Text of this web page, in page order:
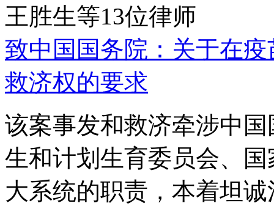
王胜生等13位律师
致中国国务院：关于在
救济权的要求
该案事发和救济牵涉中
生和计划生育委员会、
大系统的职责，本着坦